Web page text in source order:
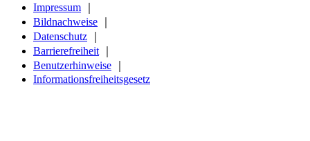
Impressum
Bildnachweise
Datenschutz
Barrierefreiheit
Benutzerhinweise
Informationsfreiheitsgesetz